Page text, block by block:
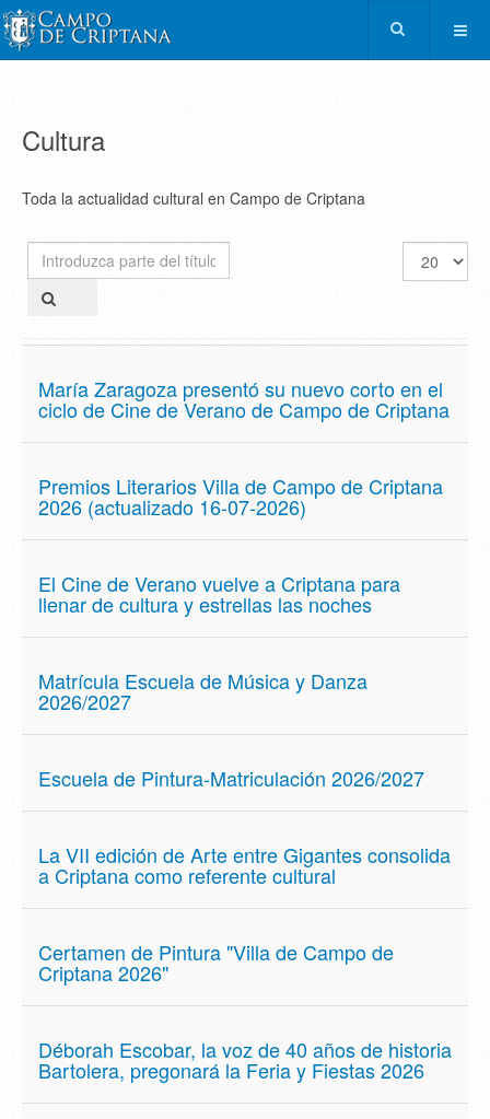
Cultura
Toda la actualidad cultural en Campo de Criptana
Introduzca
parte
del
Cantidad
a
María Zaragoza presentó su nuevo corto en el
ciclo de Cine de Verano de Campo de Criptana
Premios Literarios Villa de Campo de Criptana
2026 (actualizado 16-07-2026)
El Cine de Verano vuelve a Criptana para
llenar de cultura y estrellas las noches
Matrícula Escuela de Música y Danza
2026/2027
Escuela de Pintura-Matriculación 2026/2027
La VII edición de Arte entre Gigantes consolida
a Criptana como referente cultural
Certamen de Pintura "Villa de Campo de
Criptana 2026"
Déborah Escobar, la voz de 40 años de historia
Bartolera, pregonará la Feria y Fiestas 2026